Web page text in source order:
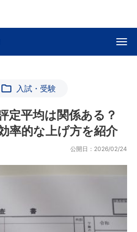
入試・受験
定平均は関係ある？
率的な上げ方を紹介
公開日：2026/02/24